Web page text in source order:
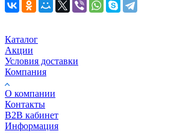
Каталог
Акции
Условия доставки
Компания
О компании
Контакты
B2B кабинет
Информация